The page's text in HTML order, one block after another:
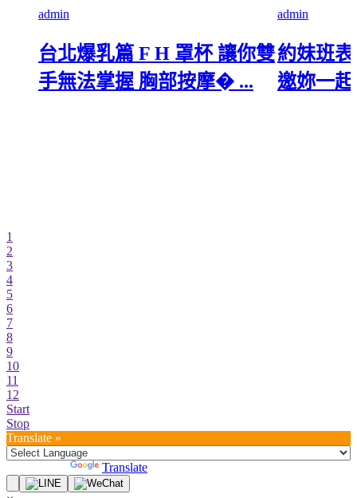
admin
台北爆乳篇 F H 罩杯 讓你雙
手無法掌握 胸部按摩� ...
admin
約妹班
邀妳一
1
2
3
4
5
6
7
8
9
10
11
12
Start
Stop
Translate »
Translate